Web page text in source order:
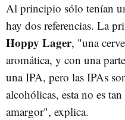
Al principio sólo tenían
hay dos referencias. La
Hoppy Lager, "una
aromática, y con una
una IPA, pero las IPAs
alcohólicas, esta no es
amargor", explica.